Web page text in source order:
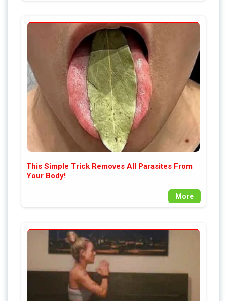
This Simple Trick Removes All Parasites From
Your Body!
More